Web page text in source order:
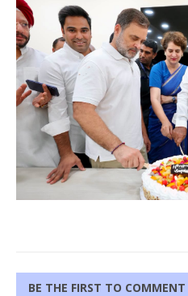
BE THE FIRST TO COMMENT